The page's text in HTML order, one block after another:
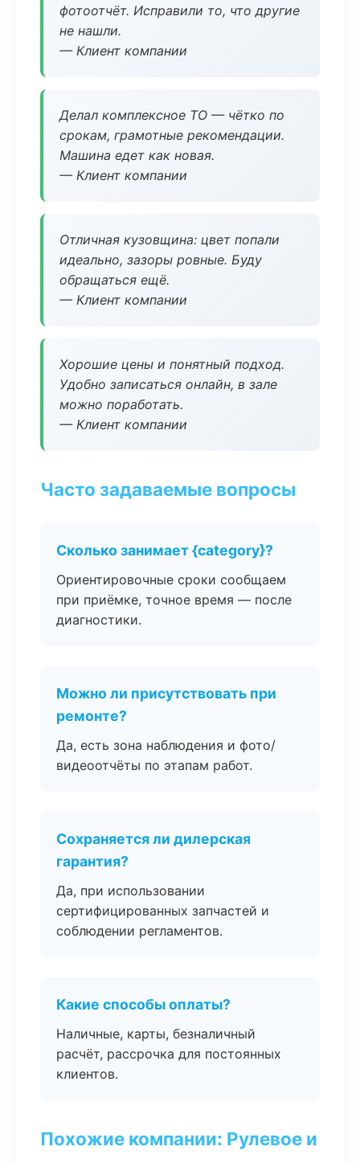
фотоотчёт. Исправили то, что другие
не нашли.
— Клиент компании
Делал комплексное ТО — чётко по
срокам, грамотные рекомендации.
Машина едет как новая.
— Клиент компании
Отличная кузовщина: цвет попали
идеально, зазоры ровные. Буду
обращаться ещё.
— Клиент компании
Хорошие цены и понятный подход.
Удобно записаться онлайн, в зале
можно поработать.
— Клиент компании
Часто задаваемые вопросы
Сколько занимает {category}?
Ориентировочные сроки сообщаем
при приёмке, точное время — после
диагностики.
Можно ли присутствовать при
ремонте?
Да, есть зона наблюдения и фото/
видеоотчёты по этапам работ.
Сохраняется ли дилерская
гарантия?
Да, при использовании
сертифицированных запчастей и
соблюдении регламентов.
Какие способы оплаты?
Наличные, карты, безналичный
расчёт, рассрочка для постоянных
клиентов.
Похожие компании: Рулевое и